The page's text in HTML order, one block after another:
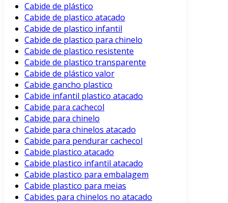
Cabide de plástico
Cabide de plastico atacado
Cabide de plastico infantil
Cabide de plastico para chinelo
Cabide de plastico resistente
Cabide de plastico transparente
Cabide de plástico valor
Cabide gancho plastico
Cabide infantil plastico atacado
Cabide para cachecol
Cabide para chinelo
Cabide para chinelos atacado
Cabide para pendurar cachecol
Cabide plastico atacado
Cabide plastico infantil atacado
Cabide plastico para embalagem
Cabide plastico para meias
Cabides para chinelos no atacado